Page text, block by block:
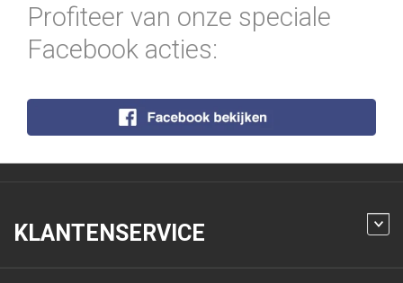
Profiteer van onze speciale
Facebook acties:
KLANTENSERVICE